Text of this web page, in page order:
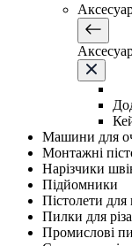
Машини для
Монтажні
Нарізчики
Підйомники
Пістолети для
Пилки для
Промислові